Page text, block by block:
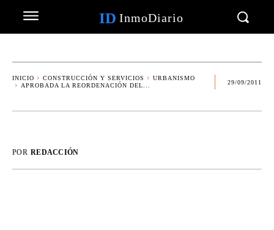
ID InmoDiario
INICIO CONSTRUCCIÓN Y SERVICIOS
URBANISMO
APROBADA LA REORDENACIÓN DEL...
29/09/2011
POR REDACCIÓN